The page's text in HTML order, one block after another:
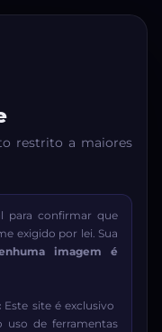
restrito a maiores
para confirmar que
exigido por lei. Sua
imagem é
Este site é exclusivo
uso de ferramentas